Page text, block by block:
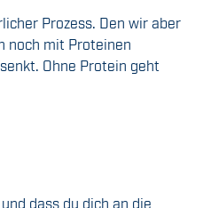
Prozess. Den wir aber
noch mit Proteinen
Ohne Protein geht
dass du dich an die